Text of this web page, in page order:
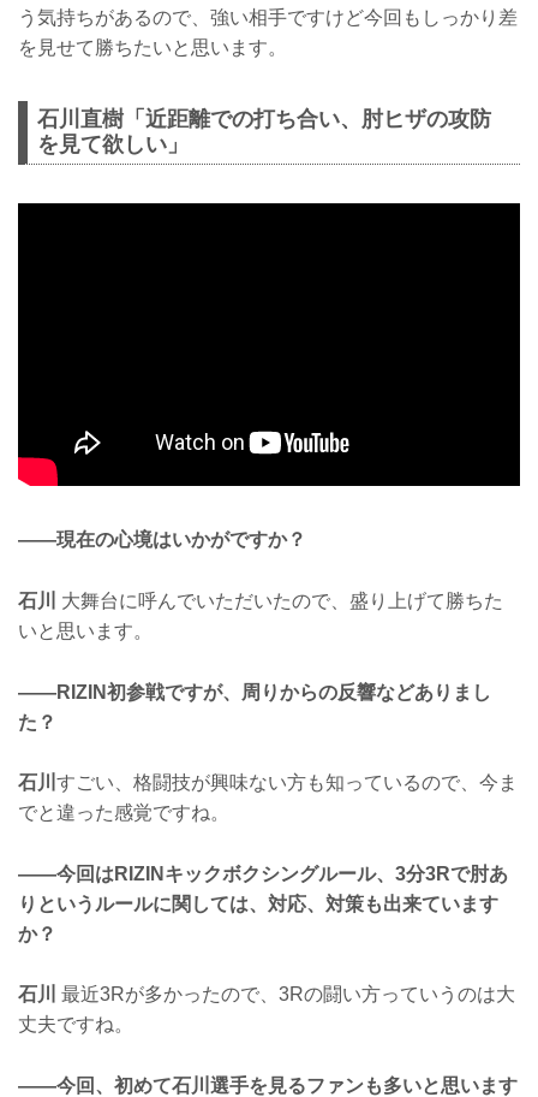
う気持ちがあるので、強い相手ですけど今回もしっかり差
を見せて勝ちたいと思います。
石川直樹「近距離での打ち合い、肘ヒザの攻防
を見て欲しい」
——現在の心境はいかがですか？
石川
大舞台に呼んでいただいたので、盛り上げて勝ちた
いと思います。
——RIZIN初参戦ですが、周りからの反響などありまし
た？
石川 すごい、格闘技が興味ない方も知っているので、今ま
でと違った感覚ですね。
——今回はRIZINキックボクシングルール、3分3Rで肘あ
りというルールに関しては、対応、対策も出来ています
か？
石川
最近3Rが多かったので、3Rの闘い方っていうのは大
丈夫ですね。
——今回、初めて石川選手を見るファンも多いと思います